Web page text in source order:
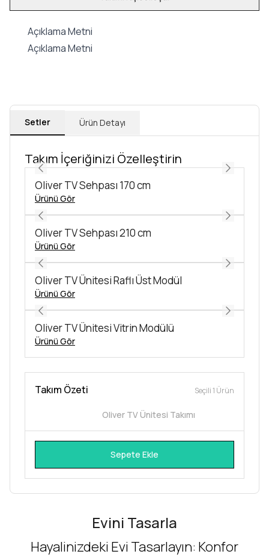
Açıklama Metni
Açıklama Metni
Setler Ürün Detayı
Takım İçeriğinizi Özelleştirin
Oliver TV Sehpası 170 cm
Ürünü Gör
Oliver TV Sehpası 210 cm
Ürünü Gör
Oliver TV Ünitesi Raflı Üst Modül
Ürünü Gör
Oliver TV Ünitesi Vitrin Modülü
Ürünü Gör
Takım Özeti Seçili 1 Ürün
Oliver TV Ünitesi Takımı
Sepete Ekle
Evini Tasarla
Hayalinizdeki Evi Tasarlayın: Konfor